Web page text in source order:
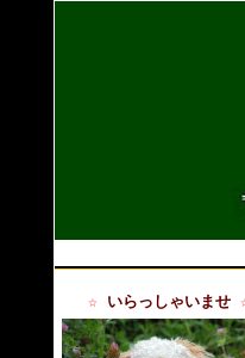
☆ いらっしゃいませ